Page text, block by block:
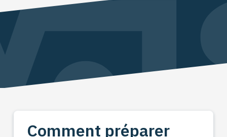
Comment préparer